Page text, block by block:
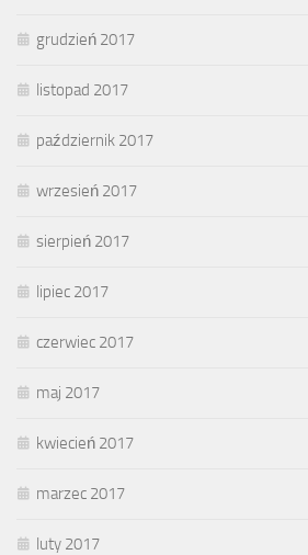
grudzień 2017
listopad 2017
październik 2017
wrzesień 2017
sierpień 2017
lipiec 2017
czerwiec 2017
maj 2017
kwiecień 2017
marzec 2017
luty 2017